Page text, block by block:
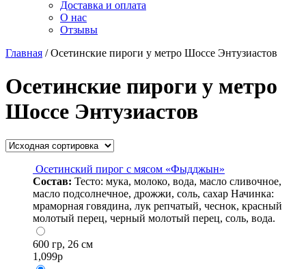
Доставка и оплата
О нас
Отзывы
Главная /Осетинские пироги у метро Шоссе Энтузиастов
Осетинские пироги у метро
Шоссе Энтузиастов
Осетинский пирог с мясом «Фыдджын»
Состав: Тесто: мука, молоко, вода, масло сливочное,
масло подсолнечное, дрожжи, соль, сахар Начинка:
мраморная говядина, лук репчатый, чеснок, красный
молотый перец, черный молотый перец, соль, вода.
600 гр, 26 см
1,099р